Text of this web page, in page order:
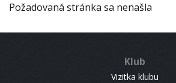
Požadovaná stránka sa nenašla
Klub
Vizitka klubu
RESULTS
CONTACT